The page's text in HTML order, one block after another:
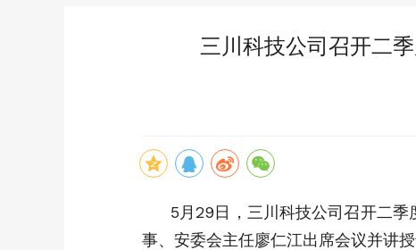
三川科技公司召开二
5月29日，三川科技公司召开二
事、安委会主任廖仁江出席会议并讲